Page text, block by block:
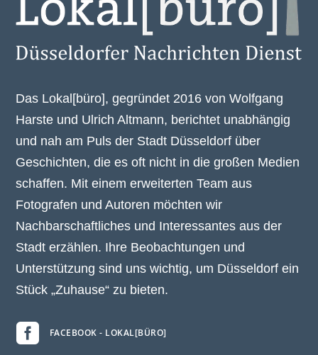
Das Lokal[büro], gegründet 2016 von Wolfgang
Harste und Ulrich Altmann, berichtet unabhängig
und nah am Puls der Stadt Düsseldorf über
Geschichten, die es oft nicht in die großen Medien
schaffen. Mit einem erweiterten Team aus
Fotografen und Autoren möchten wir
Nachbarschaftliches und Interessantes aus der
Stadt erzählen. Ihre Beobachtungen und
Unterstützung sind uns wichtig, um Düsseldorf ein
Stück „Zuhause“ zu bieten.
 FACEBOOK - LOKAL[BÜRO]